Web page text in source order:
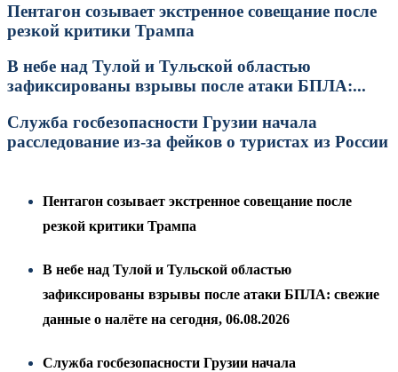
Пентагон созывает экстренное совещание после
резкой критики Трампа
В небе над Тулой и Тульской областью
зафиксированы взрывы после атаки БПЛА:...
Служба госбезопасности Грузии начала
расследование из-за фейков о туристах из России
Пентагон созывает экстренное совещание после
резкой критики Трампа
В небе над Тулой и Тульской областью
зафиксированы взрывы после атаки БПЛА: свежие
данные о налёте на сегодня, 06.08.2026
Служба госбезопасности Грузии начала